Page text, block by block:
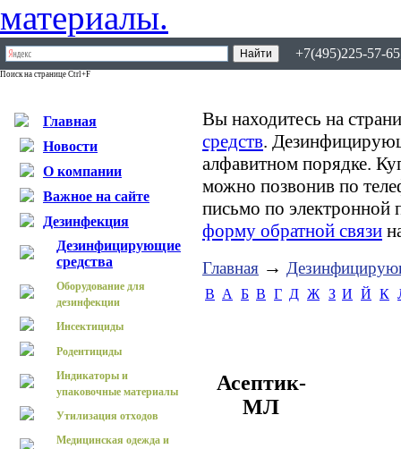
+7(495)225-57-
Поиск на странице Ctrl+F
Главная
Новости
О компании
Важное на сайте
Дезинфекция
Дезинфицирующие
средства
Оборудование для
дезинфекции
Инсектициды
Родентициды
Индикаторы и
упаковочные материалы
Утилизация отходов
Медицинская одежда и
Вы находитесь на
средств.
алфавитном порядке.
можно позвонив по
письмо по электронной
форму обратной связи
Главная →
B А Б В Г Д Ж З И Й К
Асептик-
МЛ